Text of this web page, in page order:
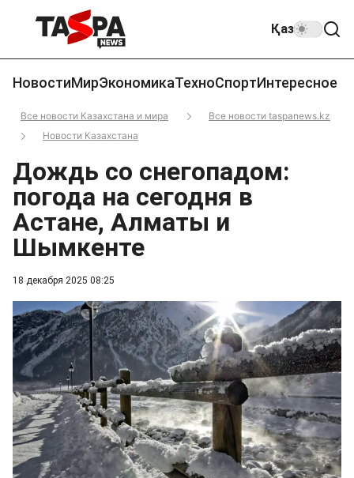
Қаз
НовостиМирЭкономикаТехноСпортИнтересное
Все новости Казахстана и мира
Все новости taspanews.kz
Новости Казахстана
18 декабря 2025 08:25
Дождь со снегопадом:
погода на сегодня в
Астане, Алматы и
Шымкенте